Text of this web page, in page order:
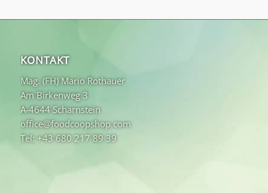
KONTAKT
Mag. (FH) Mario Rothauer
Am Birkenweg 3
A-4644 Scharnstein
office@foodcoopshop.com
Tel: +43 680 217 89 39